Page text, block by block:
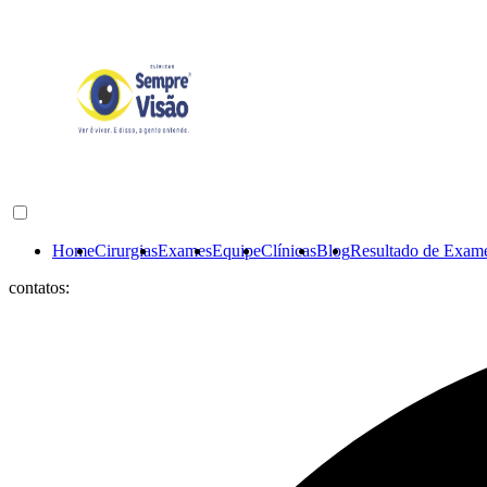
HomeCirurgiasExamesEquipeClínicasBlogResultado de
contatos: